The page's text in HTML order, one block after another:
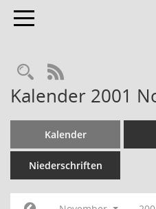
Toggle navigation
RSS-Feed
Kalender 2001
Kalender
Niederschriften